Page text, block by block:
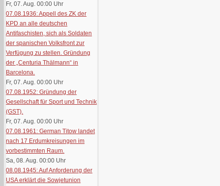
Fr, 07. Aug. 00:00 Uhr
07.08.1936: Appell des ZK der
KPD an alle deutschen
Antifaschisten, sich als Soldaten
der spanischen Volksfront zur
Verfügung zu stellen. Gründung
der „Centuria Thälmann“ in
Barcelona.
Fr, 07. Aug. 00:00 Uhr
07.08.1952: Gründung der
Gesellschaft für Sport und Technik
(GST).
Fr, 07. Aug. 00:00 Uhr
07.08.1961: German Titow landet
nach 17 Erdumkreisungen im
vorbestimmten Raum.
Sa, 08. Aug. 00:00 Uhr
08.08.1945: Auf Anforderung der
USA erklärt die Sowjetunion